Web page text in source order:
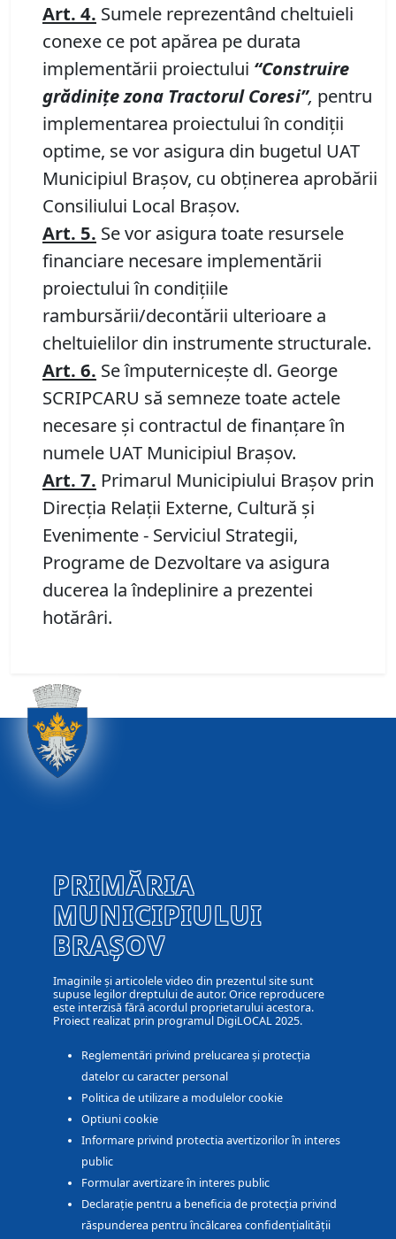
Art. 4. Sumele reprezentând cheltuieli
conexe ce pot apărea pe durata
implementării proiectului “Construire
grădiniţe zona Tractorul Coresi”, pentru
implementarea proiectului în condiţii
optime, se vor asigura din bugetul UAT
Municipiul Braşov, cu obţinerea aprobării
Consiliului Local Braşov.
Art. 5. Se vor asigura toate resursele
financiare necesare implementării
proiectului în condiţiile
rambursării/decontării ulterioare a
cheltuielilor din instrumente structurale.
Art. 6. Se împuterniceşte dl. George
SCRIPCARU să semneze toate actele
necesare şi contractul de finanţare în
numele UAT Municipiul Braşov.
Art. 7. Primarul Municipiului Braşov prin
Direcţia Relaţii Externe, Cultură şi
Evenimente - Serviciul Strategii,
Programe de Dezvoltare va asigura
ducerea la îndeplinire a prezentei
hotărâri.
PRIMĂRIA
MUNICIPIULUI
BRAȘOV
Imaginile și articolele video din prezentul site sunt
supuse legilor dreptului de autor. Orice reproducere
este interzisă fără acordul proprietarului acestora.
Proiect realizat prin programul DigiLOCAL 2025.
Reglementări privind prelucarea și protecția
datelor cu caracter personal
Politica de utilizare a modulelor cookie
Optiuni cookie
Informare privind protectia avertizorilor în interes
public
Formular avertizare în interes public
Declarație pentru a beneficia de protecția privind
răspunderea pentru încălcarea confidențialității